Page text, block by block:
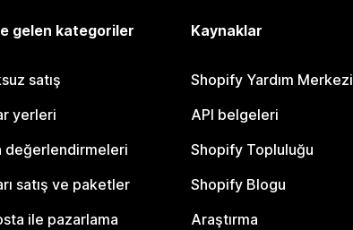
gelen kategoriler
satış
yerleri
değerlendirmeleri
satış ve paketler
ile pazarlama
Kaynaklar
Shopify Yardım Merkezi
API belgeleri
Shopify Topluluğu
Shopify Blogu
Araştırma